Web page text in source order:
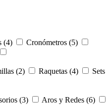
(4)
Cronómetros (5)
(2) Raquetas (4)
Sets
(3)
Aros y Redes (6)